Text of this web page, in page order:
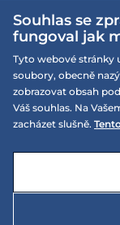
Nejčastější
Doprava a
Vrácení a
Reklamace
Více informací
Obchodní
Podmínky
On-line
Dotace
Naše prodejny
EQS Rudná
EQS Praha 9 -
Souhlas se
fungoval jak
Tyto webové stránky
soubory, obecně
zobrazovat obsah
Váš souhlas. Na
zacházet slušně.